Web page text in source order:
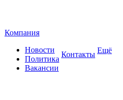
Компания
Новости
Политика
Вакансии
Контакты Ещё